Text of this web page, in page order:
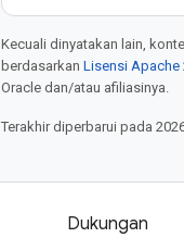
Kecuali dinyatakan lain,
berdasarkan Lisensi Apache
Oracle dan/atau afiliasinya.
Terakhir diperbarui pada
Dukungan